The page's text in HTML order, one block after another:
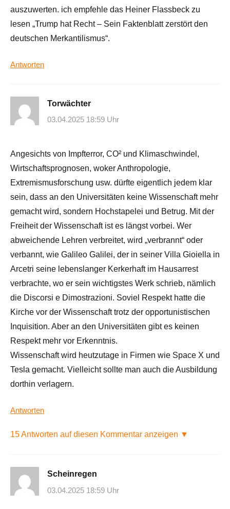
auszuwerten. ich empfehle das Heiner Flassbeck zu
lesen „Trump hat Recht – Sein Faktenblatt zerstört den
deutschen Merkantilismus“.
Antworten
Torwächter
03.04.2025 18:59 Uhr
Angesichts von Impfterror, CO² und Klimaschwindel,
Wirtschaftsprognosen, woker Anthropologie,
Extremismusforschung usw. dürfte eigentlich jedem klar
sein, dass an den Universitäten keine Wissenschaft mehr
gemacht wird, sondern Hochstapelei und Betrug. Mit der
Freiheit der Wissenschaft ist es längst vorbei. Wer
abweichende Lehren verbreitet, wird „verbrannt“ oder
verbannt, wie Galileo Galilei, der in seiner Villa Gioiella in
Arcetri seine lebenslanger Kerkerhaft im Hausarrest
verbrachte, wo er sein wichtigstes Werk schrieb, nämlich
die Discorsi e Dimostrazioni. Soviel Respekt hatte die
Kirche vor der Wissenschaft trotz der opportunistischen
Inquisition. Aber an den Universitäten gibt es keinen
Respekt mehr vor Erkenntnis.
Wissenschaft wird heutzutage in Firmen wie Space X und
Tesla gemacht. Vielleicht sollte man auch die Ausbildung
dorthin verlagern.
Antworten
15 Antworten auf diesen Kommentar anzeigen ▼
Scheinregen
03.04.2025 18:59 Uhr